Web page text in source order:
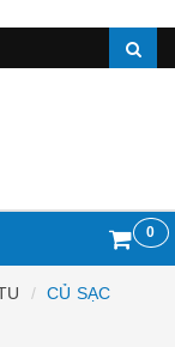
0
CỦ SẠC